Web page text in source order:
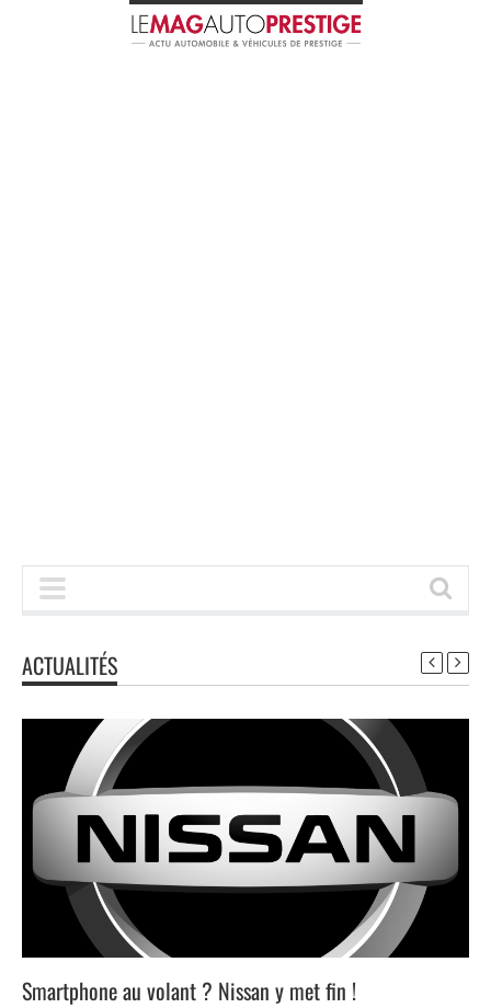
ACTUALITÉS
Smartphone au volant ? Nissan y met fin !